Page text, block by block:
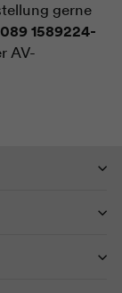
gerne
089 1589224-
AV-